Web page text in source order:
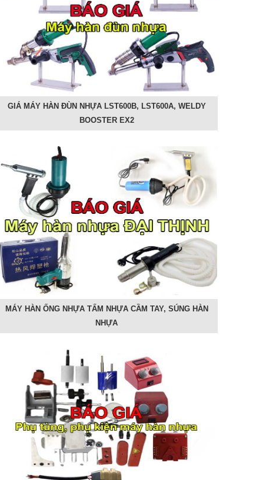
GIÁ MÁY HÀN ĐÙN NHỰA LST600B, LST600A, WELDY
BOOSTER EX2
MÁY HÀN ỐNG NHỰA TẤM NHỰA CẦM TAY, SÚNG HÀN
NHỰA